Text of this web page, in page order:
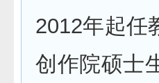
2012年起任
创作院硕士